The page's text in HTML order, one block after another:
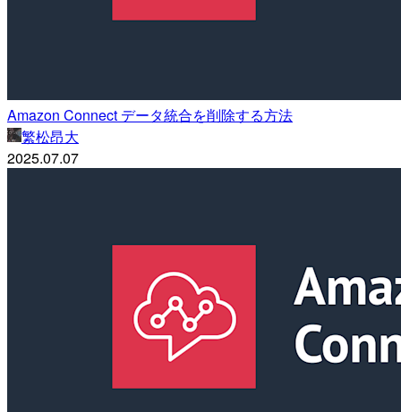
Amazon Connect データ統合を削除する方法
繁松昂大
2025.07.07